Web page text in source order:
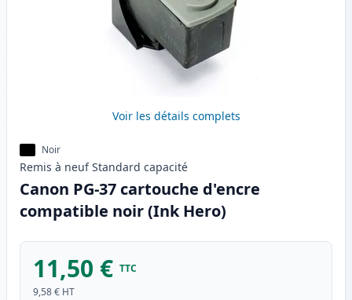
Voir les détails complets
Noir
Remis à neuf Standard capacité
Canon PG-37 cartouche d'encre
compatible noir (Ink Hero)
11,50 € TTC
9,58 € HT